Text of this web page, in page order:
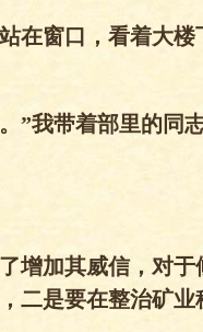
在窗口，看着大楼
”我带着部里的同
增加其威信，对
二是要在整治矿